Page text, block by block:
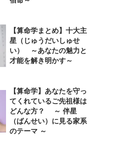
【算命学まとめ】十大主
星（じゅうだいしゅせ
い） ～あなたの魅力と
才能を解き明かす～
【算命学】あなたを守っ
てくれているご先祖様は
どんな方？ ～ 伴星
（ばんせい）に見る家系
のテーマ ～